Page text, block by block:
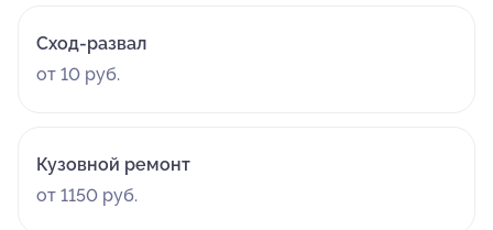
Сход-развал
от 10 руб.
Кузовной ремонт
от 1150 руб.